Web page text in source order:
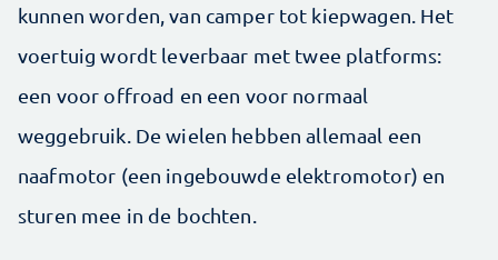
kunnen worden, van camper tot kiepwagen. Het
voertuig wordt leverbaar met twee platforms:
een voor offroad en een voor normaal
weggebruik. De wielen hebben allemaal een
naafmotor (een ingebouwde elektromotor) en
sturen mee in de bochten.